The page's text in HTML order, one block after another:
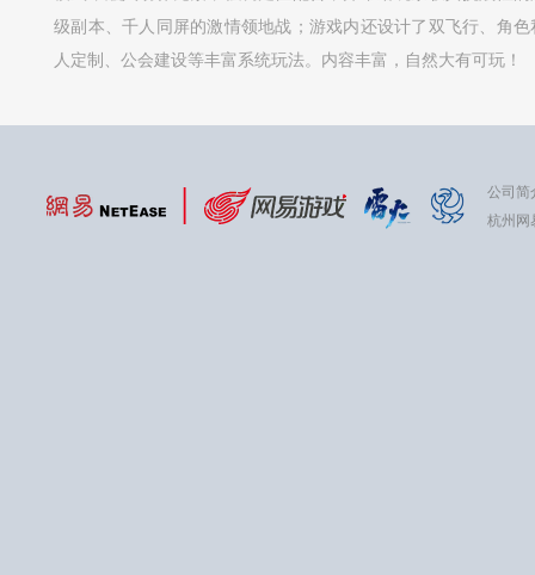
级副本、千人同屏的激情领地战；游戏内还设计了双飞行、角色
人定制、公会建设等丰富系统玩法。内容丰富，自然大有可玩！
公司简
杭州